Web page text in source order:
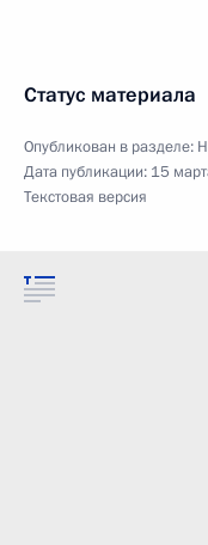
Статус материала
Опубликован в разделе:
Дата публикации: 15
Текстовая версия